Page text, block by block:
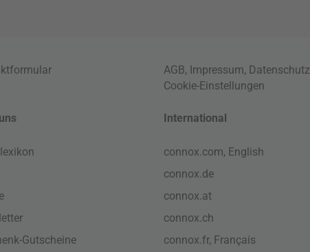
AGB, Impressum, Datenschutz
Cookie-Einstellungen
Gutscheine
International
connox.com, English
connox.de
connox.at
connox.ch
connox.fr, Français